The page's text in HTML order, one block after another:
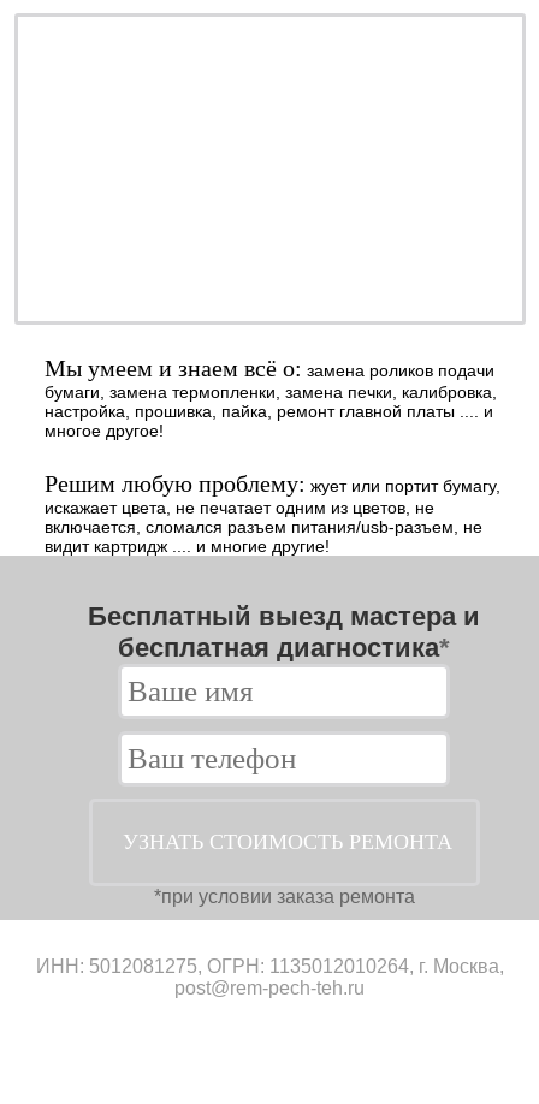
Мы умеем и знаем всё о: замена роликов подачи
бумаги, замена термопленки, замена печки, калибровка,
настройка, прошивка, пайка, ремонт главной платы .... и
многое другое!
Решим любую проблему: жует или портит бумагу,
искажает цвета, не печатает одним из цветов, не
включается, сломался разъем питания/usb-разъем, не
видит картридж .... и многие другие!
Бесплатный выезд мастера и
бесплатная диагностика*
*при условии заказа ремонта
ИНН: 5012081275, ОГРН: 1135012010264, г. Москва,
post@rem-pech-teh.ru